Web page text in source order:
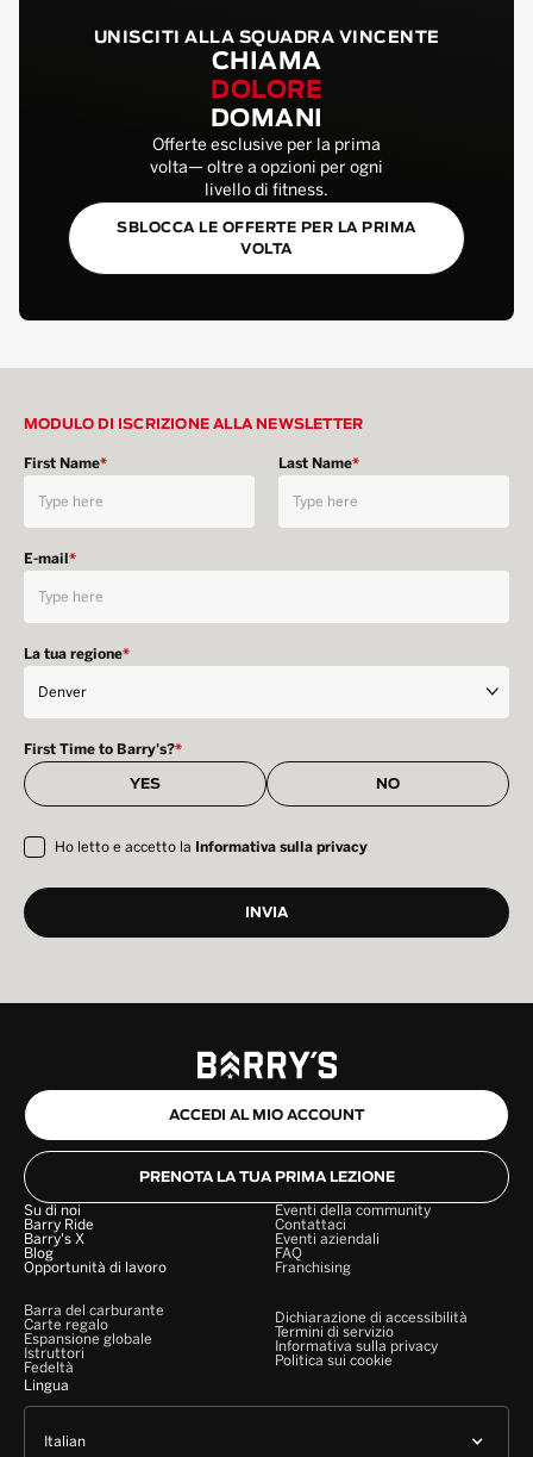
UNISCITI ALLA SQUADRA VINCENTE
CHIAMA
DOLORE
DOMANI
Offerte esclusive per la prima
volta— oltre a opzioni per ogni
livello di fitness.
SBLOCCA LE OFFERTE PER LA PRIMA
VOLTA
MODULO DI ISCRIZIONE ALLA NEWSLETTER
First Name* Last Name*
E-mail*
La tua regione*
First Time to Barry's?*
YES NO
Ho letto e accetto la Informativa sulla privacy
ACCEDI AL MIO ACCOUNT
PRENOTA LA TUA PRIMA LEZIONE
Su di noi
Barry Ride
Barry's X
Blog
Opportunità di lavoro
Eventi della community
Contattaci
Eventi aziendali
FAQ
Franchising
Barra del carburante
Carte regalo
Espansione globale
Istruttori
Fedeltà
Dichiarazione di accessibilità
Termini di servizio
Informativa sulla privacy
Politica sui cookie
Lingua
Italian